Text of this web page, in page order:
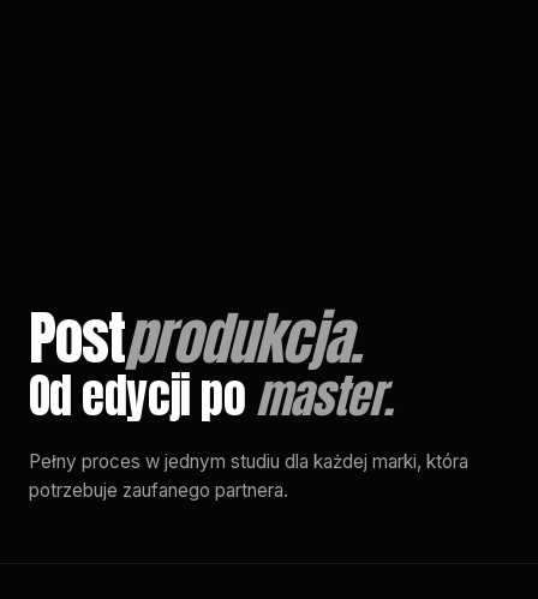
Postprodukcja.
Od edycji pomaster.
Pełny proces w jednym studiu dla każdej marki, która
potrzebuje zaufanego partnera.